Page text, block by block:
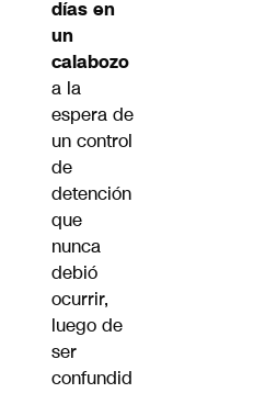
días en
un
calabozo
a la
espera de
un control
de
detención
que
nunca
debió
ocurrir,
luego de
ser
confundid